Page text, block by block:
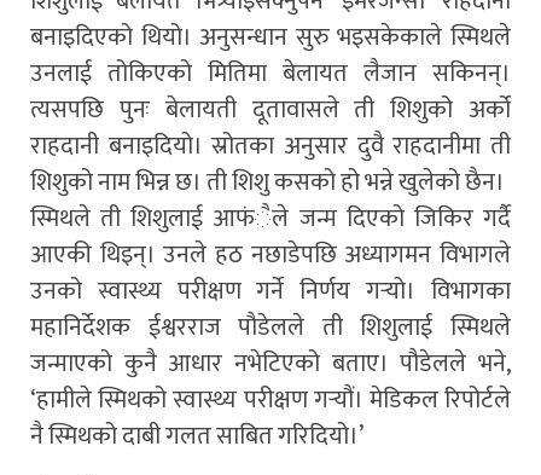
बनाइदिएको थियो। अनुसन्धान सुरु भइसकेकाले स्मिथले
उनलाई तोकिएको मितिमा बेलायत लैजान सकिनन्।
त्यसपछि पुनः बेलायती दूतावासले ती शिशुको अर्को
राहदानी बनाइदियो। स्रोतका अनुसार दुवै राहदानीमा ती
शिशुको नाम भिन्न छ। ती शिशु कसको हो भन्ने खुलेको छैन।
स्मिथले ती शिशुलाई आफंैले जन्म दिएको जिकिर गर्दै
आएकी थिइन्। उनले हठ नछाडेपछि अध्यागमन विभागले
उनको स्वास्थ्य परीक्षण गर्ने निर्णय गर्‍यो। विभागका
महानिर्देशक ईश्वरराज पौडेलले ती शिशुलाई स्मिथले
जन्माएको कुनै आधार नभेटिएको बताए। पौडेलले भने,
‘हामीले स्मिथको स्वास्थ्य परीक्षण गर्‍यौं। मेडिकल रिपोर्टले
नै स्मिथको दाबी गलत साबित गरिदियो।’